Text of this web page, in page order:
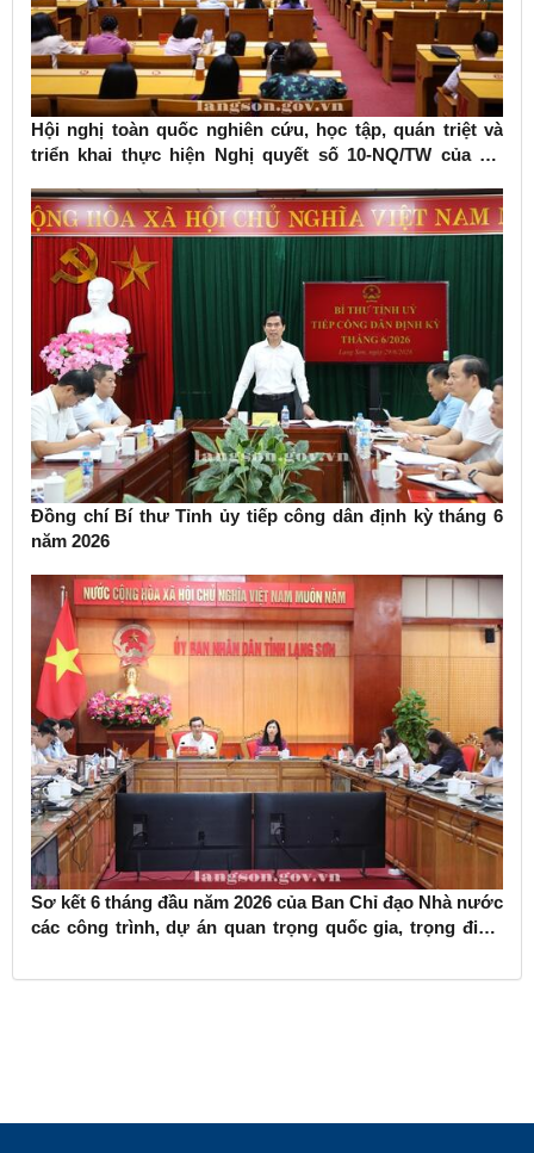
Hội nghị toàn quốc nghiên cứu, học tập, quán triệt và
triển khai thực hiện Nghị quyết số 10-NQ/TW của Bộ
Đồng chí Bí thư Tỉnh ủy tiếp công dân định kỳ tháng 6
năm 2026
Sơ kết 6 tháng đầu năm 2026 của Ban Chỉ đạo Nhà nước
các công trình, dự án quan trọng quốc gia, trọng điểm